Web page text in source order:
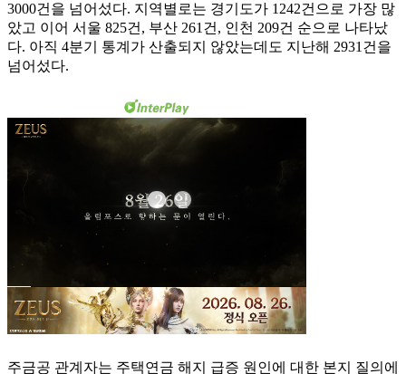
3000건을 넘어섰다. 지역별로는 경기도가 1242건으로 가장 많
았고 이어 서울 825건, 부산 261건, 인천 209건 순으로 나타났
다. 아직 4분기 통계가 산출되지 않았는데도 지난해 2931건을
넘어섰다.
주금공 관계자는 주택연금 해지 급증 원인에 대한 본지 질의에